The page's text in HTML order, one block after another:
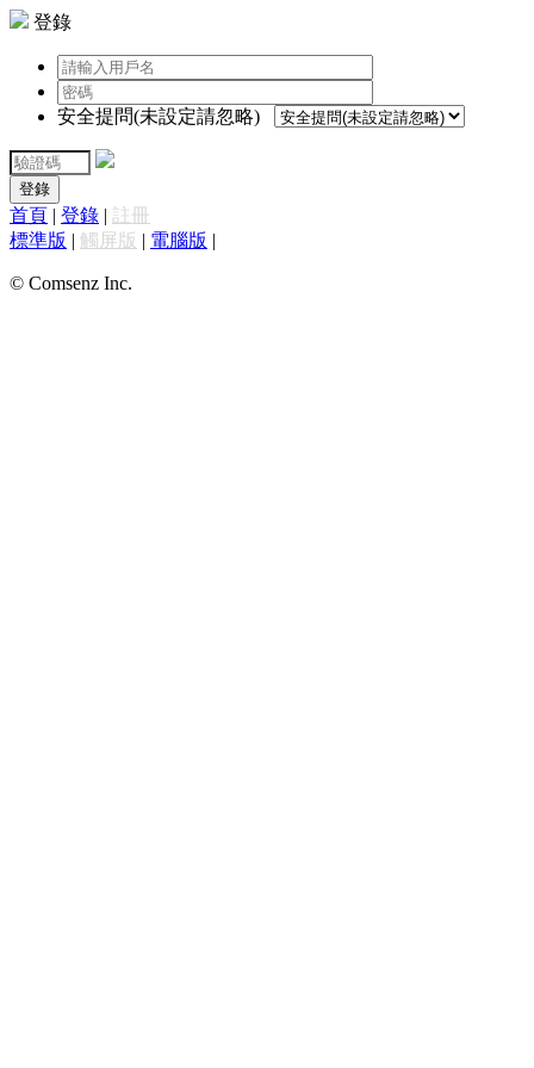
登錄
安全提問(未設定請忽略)
登錄
首頁 | 登錄 | 註冊
標準版 | 觸屏版 | 電腦版 |
© Comsenz Inc.